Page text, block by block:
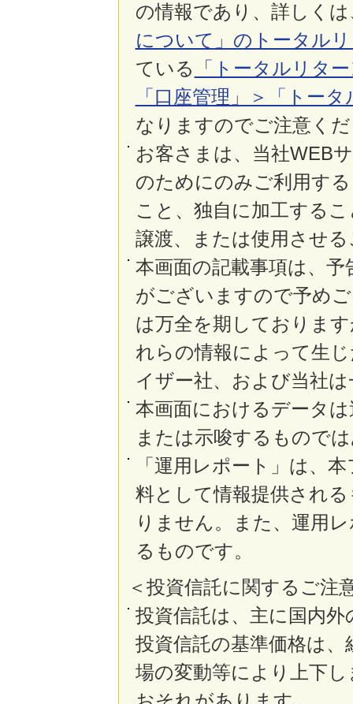
の情報であり、詳しくは
について」のトータル
ている
「トータルリタ
「口座管理」＞「トー
なりますのでご注意く
お客さまは、当社WEB
のためにのみご利用す
こと、独自に加工する
譲渡、または使用させ
本画面の記載事項は、
がございますので予め
は万全を期しておりま
れらの情報によって生
イザー社、および当社
本画面におけるデータ
または示唆するもので
「運用レポート」は、
料として情報提供され
りません。また、運用
るものです。
＜投資信託に関するご注
投資信託は、主に国内
投資信託の基準価格は
場の変動等により上下